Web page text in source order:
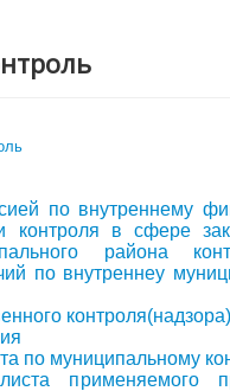
по внутреннему
контроля в сфере
района
по внутреннеу
по муниципальному
применяемого